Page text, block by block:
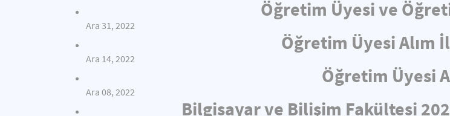
Öğretim Üyesi ve
Ara 31, 2022
Öğretim Üyesi Alım
Ara 14, 2022
Öğretim Üyesi
Ara 08, 2022
Bilgisayar ve Bilişim Fakültesi